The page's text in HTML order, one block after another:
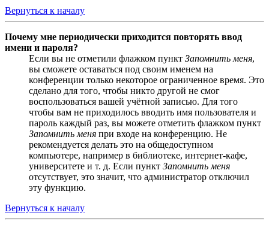
Вернуться к началу
Почему мне периодически приходится повторять ввод
имени и пароля?
Если вы не отметили флажком пункт Запомнить меня,
вы сможете оставаться под своим именем на
конференции только некоторое ограниченное время. Это
сделано для того, чтобы никто другой не смог
воспользоваться вашей учётной записью. Для того
чтобы вам не приходилось вводить имя пользователя и
пароль каждый раз, вы можете отметить флажком пункт
Запомнить меня при входе на конференцию. Не
рекомендуется делать это на общедоступном
компьютере, например в библиотеке, интернет-кафе,
университете и т. д. Если пункт Запомнить меня
отсутствует, это значит, что администратор отключил
эту функцию.
Вернуться к началу